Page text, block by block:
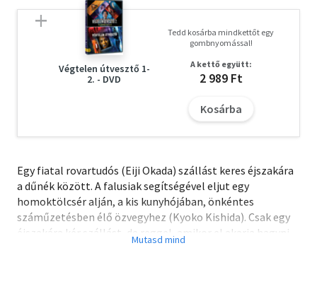
Végtelen útvesztő 1-
2. - DVD
Tedd kosárba mindkettőt egy
gombnyomással!
A kettő együtt:
2 989 Ft
Kosárba
Egy fiatal rovartudós (Eiji Okada) szállást keres éjszakára
a dűnék között. A falusiak segítségével eljut egy
homoktölcsér alján, a kis kunyhójában, önkéntes
száműzetésben élő özvegyhez (Kyoko Kishida). Csak egy
éjszakára kér szállást, de reggel, amikor el akarja hagyni